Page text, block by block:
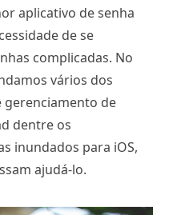
aplicativo de senha
de se
complicadas. No
vários dos
gerenciamento de
dentre os
inundados para iOS,
ajudá-lo.